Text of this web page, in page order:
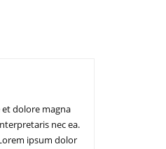
dolore magna
nec ea.
ipsum dolor